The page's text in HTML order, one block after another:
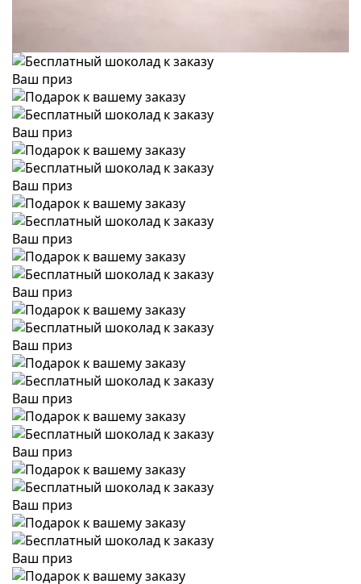
Ваш приз
Ваш приз
Ваш приз
Ваш приз
Ваш приз
Ваш приз
Ваш приз
Ваш приз
Ваш приз
Ваш приз